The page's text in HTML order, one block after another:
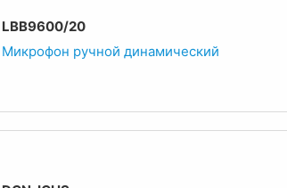
LBB9600/20
Микрофон ручной динамический